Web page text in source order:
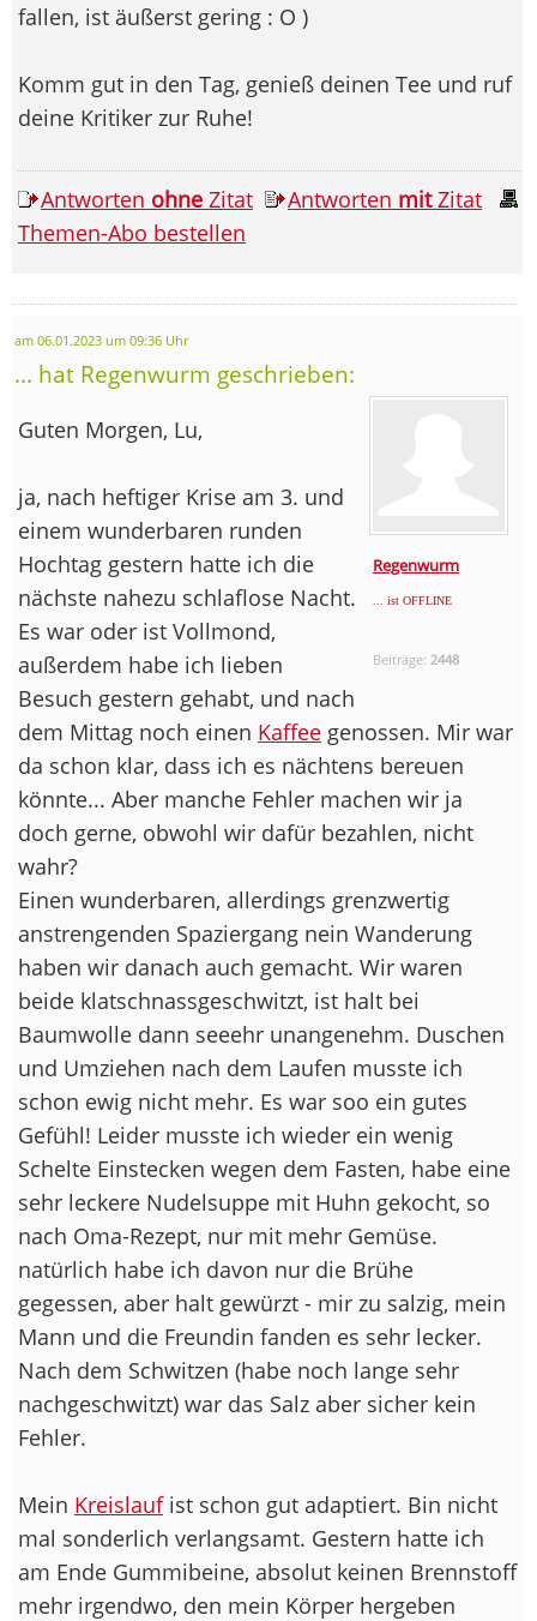
fallen, ist äußerst gering : O )
Komm gut in den Tag, genieß deinen Tee und ruf
deine Kritiker zur Ruhe!
Antworten ohne Zitat Antworten mitZitat
Themen-Abo bestellen
am 06.01.2023 um 09:36 Uhr
... hat Regenwurm geschrieben:
Regenwurm
... ist OFFLINE
Beiträge: 2448
Guten Morgen, Lu,
ja, nach heftiger Krise am 3. und
einem wunderbaren runden
Hochtag gestern hatte ich die
nächste nahezu schlaflose Nacht.
Es war oder ist Vollmond,
außerdem habe ich lieben
Besuch gestern gehabt, und nach
dem Mittag noch einen Kaffee genossen. Mir war
da schon klar, dass ich es nächtens bereuen
könnte... Aber manche Fehler machen wir ja
doch gerne, obwohl wir dafür bezahlen, nicht
wahr?
Einen wunderbaren, allerdings grenzwertig
anstrengenden Spaziergang nein Wanderung
haben wir danach auch gemacht. Wir waren
beide klatschnassgeschwitzt, ist halt bei
Baumwolle dann seeehr unangenehm. Duschen
und Umziehen nach dem Laufen musste ich
schon ewig nicht mehr. Es war soo ein gutes
Gefühl! Leider musste ich wieder ein wenig
Schelte Einstecken wegen dem Fasten, habe eine
sehr leckere Nudelsuppe mit Huhn gekocht, so
nach Oma-Rezept, nur mit mehr Gemüse.
natürlich habe ich davon nur die Brühe
gegessen, aber halt gewürzt - mir zu salzig, mein
Mann und die Freundin fanden es sehr lecker.
Nach dem Schwitzen (habe noch lange sehr
nachgeschwitzt) war das Salz aber sicher kein
Fehler.
Mein Kreislaufist schon gut adaptiert. Bin nicht
mal sonderlich verlangsamt. Gestern hatte ich
am Ende Gummibeine, absolut keinen Brennstoff
mehr irgendwo, den mein Körper hergeben